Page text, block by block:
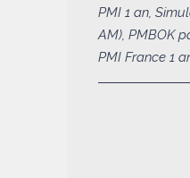
PMI 1 an,
AM), PMBOK
PMI France 1